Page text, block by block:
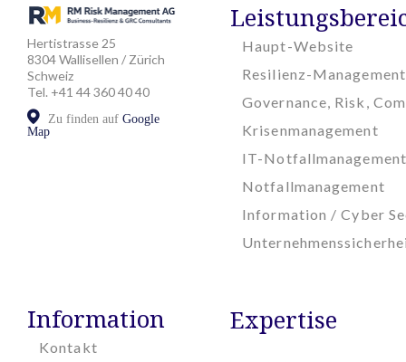
Hertistrasse 25
8304 Wallisellen / Zürich
Schweiz
Tel. +41 44 360 40 40
Zu finden auf Google
Map
Haupt-Website
Resilienz-Management
Governance, Risk,
Krisenmanagement
IT-Notfallmanagement
Notfallmanagement
Information / Cyber
Information
Kontakt
Expertise